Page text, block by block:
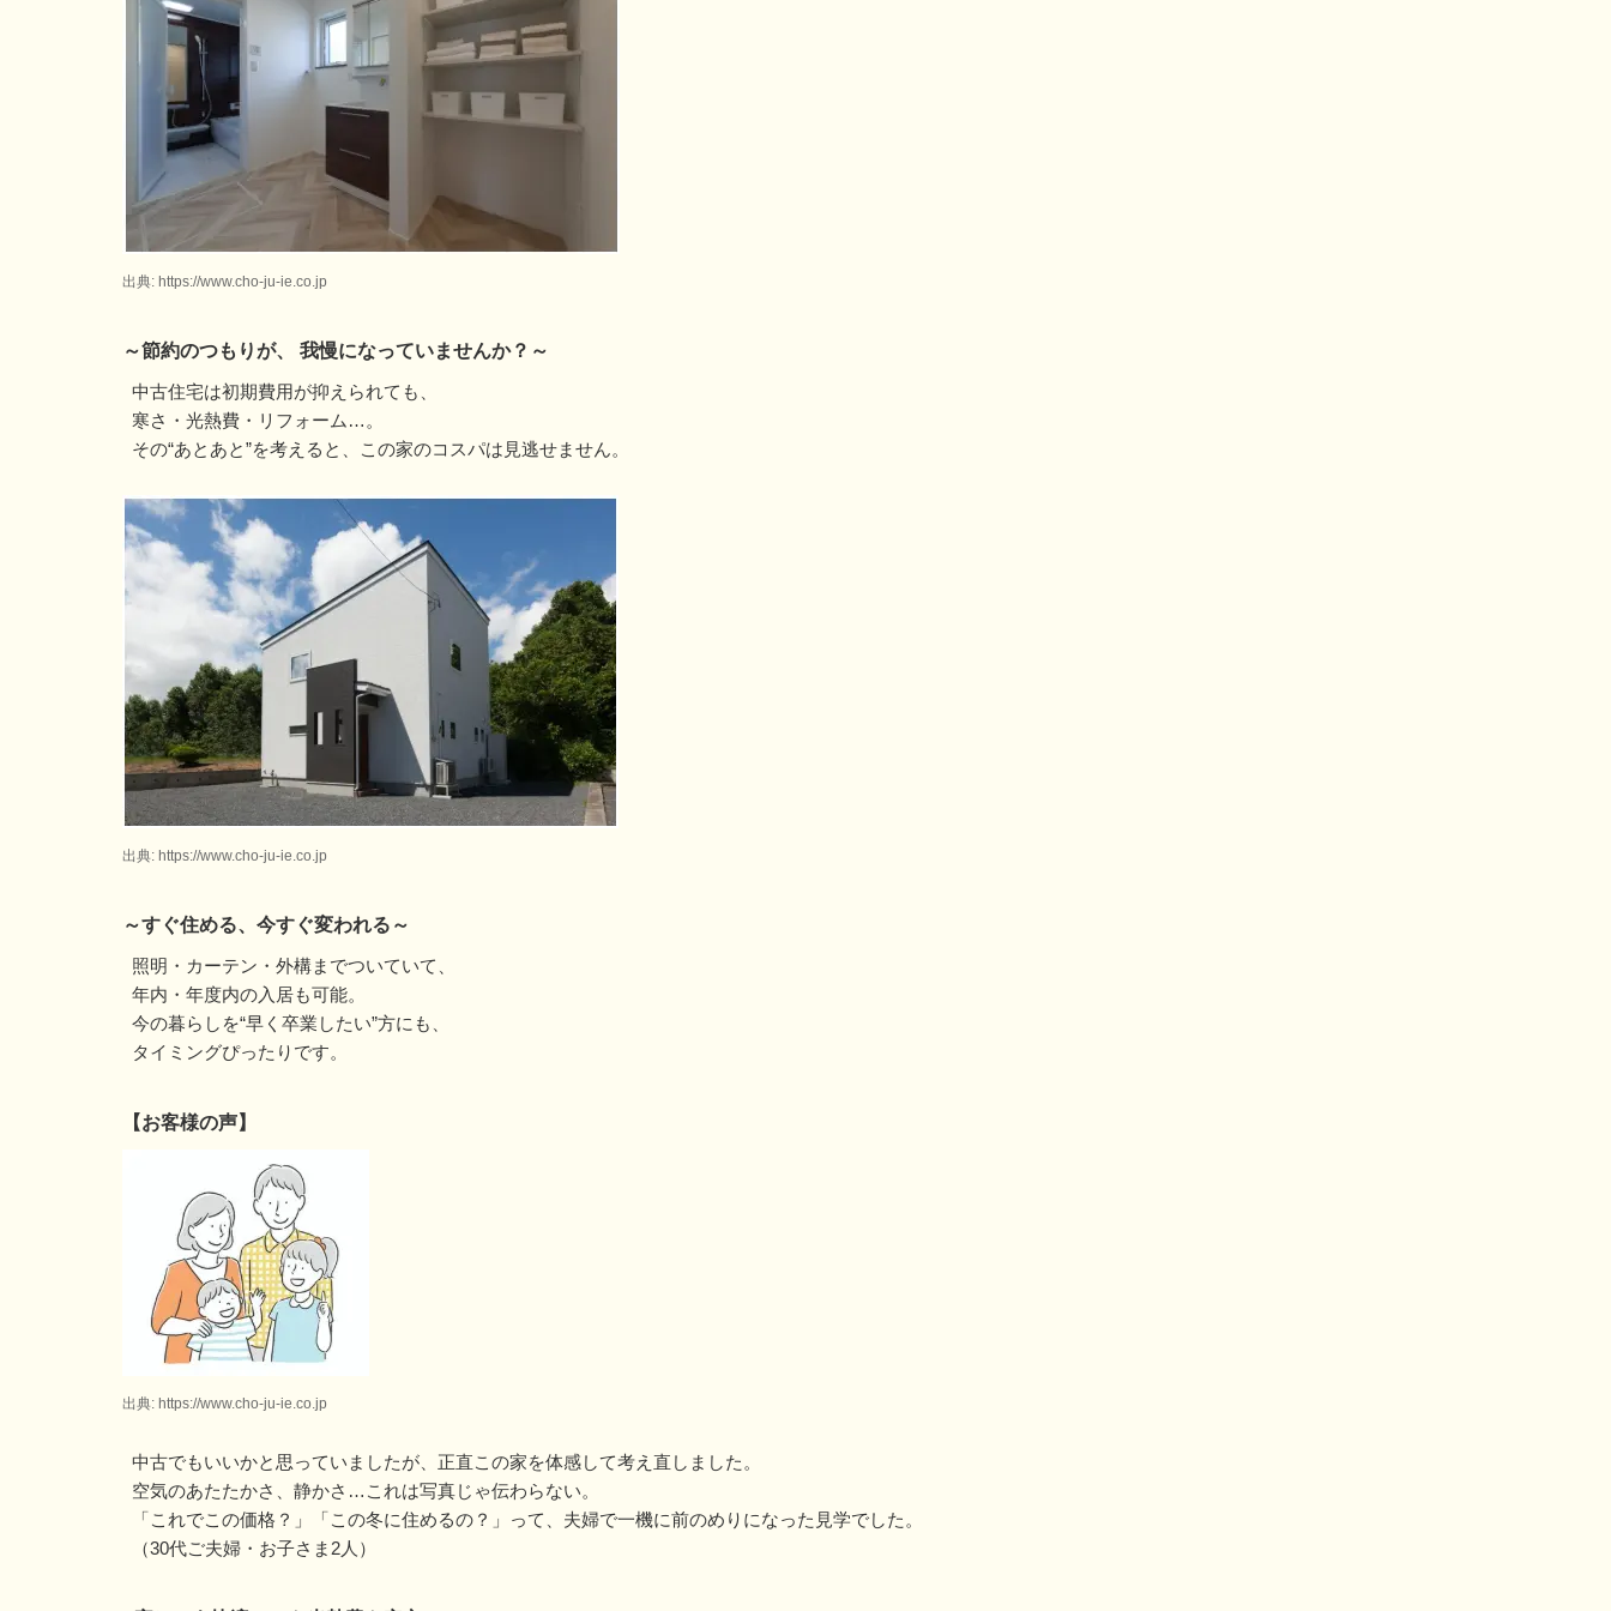
出典: https://www.cho-ju-ie.co.jp
～節約のつもりが、 我慢になっていませんか？～
中古住宅は初期費用が抑えられても、
寒さ・光熱費・リフォーム…。
その“あとあと”を考えると、この家のコスパは見逃せません。
出典: https://www.cho-ju-ie.co.jp
～すぐ住める、今すぐ変われる～
照明・カーテン・外構までついていて、
年内・年度内の入居も可能。
今の暮らしを“早く卒業したい”方にも、
タイミングぴったりです。
【お客様の声】
出典: https://www.cho-ju-ie.co.jp
中古でもいいかと思っていましたが、正直この家を体感して考え直しました。
空気のあたたかさ、静かさ…これは写真じゃ伝わらない。
「これでこの価格？」「この冬に住めるの？」って、夫婦で一機に前のめりになった見学でした。
（30代ご夫婦・お子さま2人）